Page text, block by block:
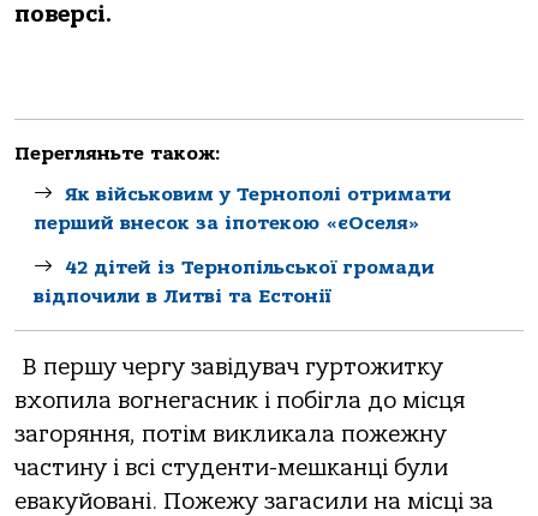
поверсі.
Перегляньте також:
Як військовим у Тернополі отримати
перший внесок за іпотекою «єОселя»
42 дітей із Тернопільської громади
відпочили в Литві та Естонії
В першу чергу завідувач гуртожитку
вхопила вогнегасник і побігла до місця
загоряння, потім викликала пожежну
частину і всі студенти-мешканці були
евакуйовані. Пожежу загасили на місці за